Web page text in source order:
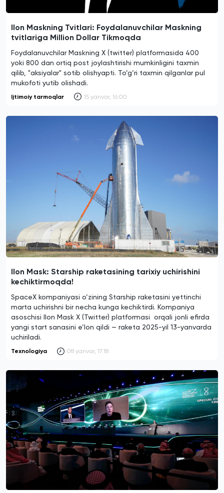
Ilon Maskning Tvitlari: Foydalanuvchilar Maskning
tvitlariga Million Dollar Tikmoqda
Foydalanuvchilar Maskning X (twitter) platformasida 400
yoki 800 dan ortiq post joylashtirishi mumkinligini taxmin
qilib, "aksiyalar" sotib olishyapti. To‘g‘ri taxmin qilganlar pul
mukofoti yutib olishadi.
Ijtimoiy tarmoqlar 15 yanvar, 16:00
Ilon Mask: Starship raketasining tarixiy uchirishini
kechiktirmoqda!
SpaceX kompaniyasi o‘zining Starship raketasini yettinchi
marta uchirishni bir necha kunga kechiktirdi. Kompaniya
asoschisi Ilon Mask X (Twitter) platformasi orqali jonli efirda
yangi start sanasini e‘lon qildi — raketa 2025-yil 13-yanvarda
uchiriladi.
Texnologiya 08 yanvar, 17:18